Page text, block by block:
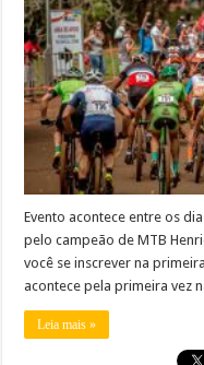
Evento acontece entre os
pelo campeão de MTB
você se inscrever na
acontece pela primeira vez
Leia mais »